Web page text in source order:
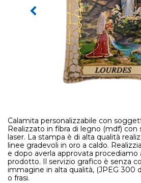
Calamita personalizzabile con
Realizzato in fibra di legno (mdf) con
laser. La stampa è di alta qualità
linee gradevoli in oro a caldo.
e dopo averla approvata procediamo
prodotto. Il servizio grafico è senza
immagine in alta qualità, (JPEG 300
o frasi.